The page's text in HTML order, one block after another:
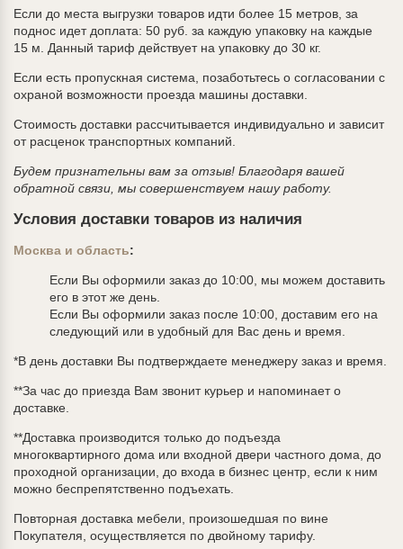
Если до места выгрузки товаров идти более 15 метров, за
поднос идет доплата: 50 руб. за каждую упаковку на каждые
15 м. Данный тариф действует на упаковку до 30 кг.
Если есть пропускная система, позаботьтесь о согласовании с
охраной возможности проезда машины доставки.
Стоимость доставки рассчитывается индивидуально и зависит
от расценок транспортных компаний.
Будем признательны вам за отзыв! Благодаря вашей
обратной связи, мы совершенствуем нашу работу.
Условия доставки товаров из наличия
Москва и область:
Если Вы оформили заказ до 10:00, мы можем доставить
его в этот же день.
Если Вы оформили заказ после 10:00, доставим его на
следующий или в удобный для Вас день и время.
*В день доставки Вы подтверждаете менеджеру заказ и время.
**За час до приезда Вам звонит курьер и напоминает о
доставке.
**Доставка производится только до подъезда
многоквартирного дома или входной двери частного дома, до
проходной организации, до входа в бизнес центр, если к ним
можно беспрепятственно подъехать.
Повторная доставка мебели, произошедшая по вине
Покупателя, осуществляется по двойному тарифу.